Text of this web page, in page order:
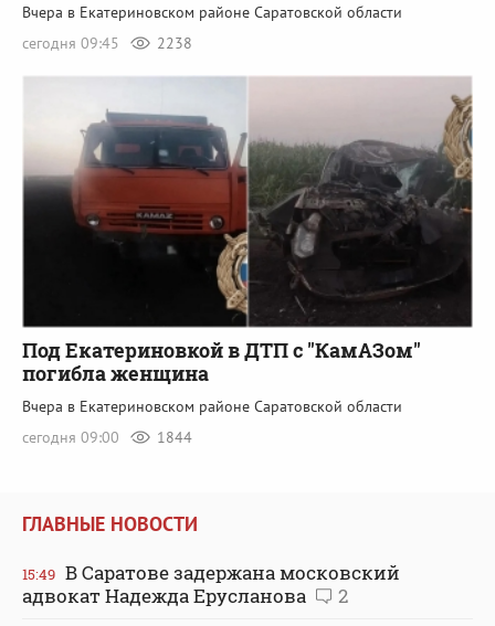
Вчера в Екатериновском районе Саратовской области
сегодня 09:45
2238
Под Екатериновкой в ДТП с "КамАЗом"
погибла женщина
Вчера в Екатериновском районе Саратовской области
сегодня 09:00
1844
ГЛАВНЫЕ НОВОСТИ
15:49 В Саратове задержана московский
адвокат Надежда Ерусланова
2